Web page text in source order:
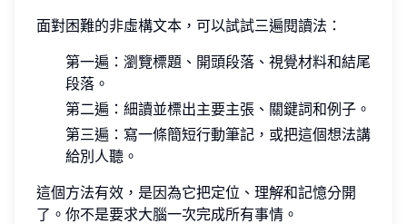
面對困難的非虛構文本，可以試試三遍閱讀法：
第一遍：瀏覽標題、開頭段落、視覺材料和結尾
段落。
第二遍：細讀並標出主要主張、關鍵詞和例子。
第三遍：寫一條簡短行動筆記，或把這個想法講
給別人聽。
這個方法有效，是因為它把定位、理解和記憶分開
了。你不是要求大腦一次完成所有事情。